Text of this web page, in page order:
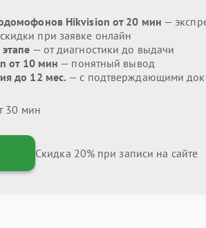
Hikvision от 20 мин —
при заявке онлайн
— от диагностики до выдачи
от 10 мин — понятный вывод
до 12 мес. — с подтверждающими
30 мин
Скидка 20% при записи на сайте